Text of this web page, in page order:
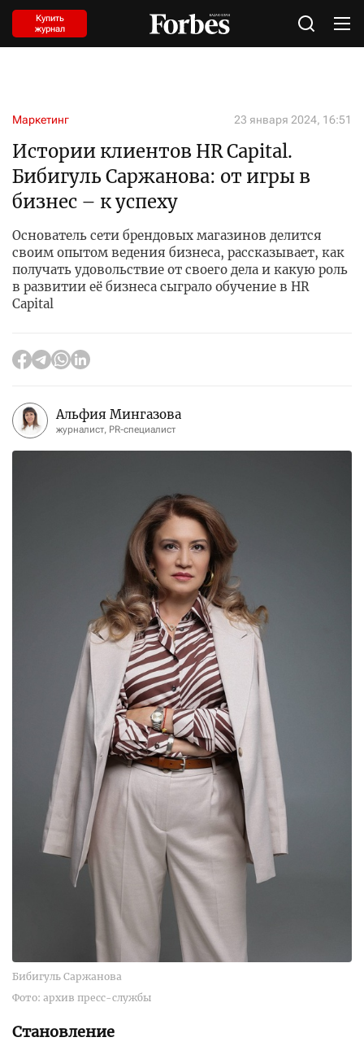
Купить
журнал
Маркетинг 23 января 2024, 16:51
Истории клиентов HR Capital.
Бибигуль Саржанова: от игры в
бизнес – к успеху
Основатель сети брендовых магазинов делится
своим опытом ведения бизнеса, рассказывает, как
получать удовольствие от своего дела и какую роль
в развитии её бизнеса сыграло обучение в HR
Capital
Альфия Мингазова
журналист, PR-специалист
Бибигуль Саржанова
Фото: архив пресс-службы
Становление